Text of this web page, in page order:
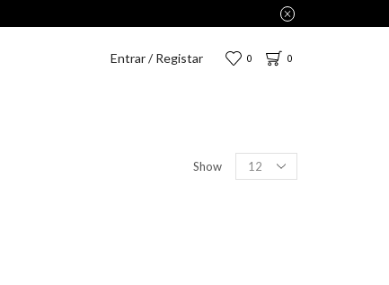
Entrar / Registar 0 0
Show